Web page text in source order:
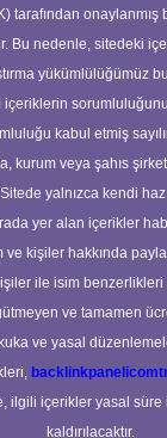
tarafından onaylanmış
Bu nedenle, sitedeki
yükümlülüğümüz
içeriklerin
kabul etmiş
kurum veya şahıs
yalnızca kendi
yer alan içerikler
kişiler hakkında
ile isim
ve tamamen
ve yasal
ilgili içerikler yasal süre
kaldırılacaktır.